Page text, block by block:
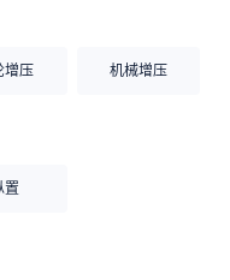
增压 机械增压
置